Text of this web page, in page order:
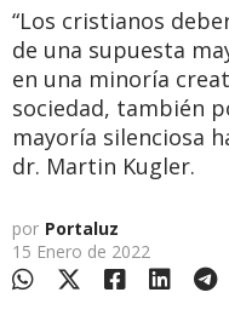
“Los cristianos
de una supuesta
en una minoría
sociedad, también
mayoría silenciosa
dr. Martin Kugler.
por Portaluz
15 Enero de 2022